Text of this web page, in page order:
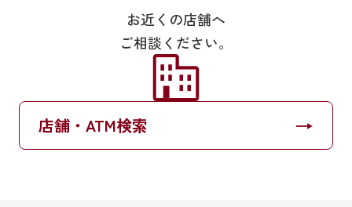
等の一部機能を制限させていただきます。
投資信託の購入・新規積立申込は5,000円以上1円単位
でお申込いただけます。
定期預金の解約は総合口座定期預金に限ります。
定期預金の一日の上限金額は預入・解約それぞれ元金
カードローンの利用明細は最長10年分を確認できま
す。
お近くの店舗へ
ご相談ください。
店舗・ATM検索 →